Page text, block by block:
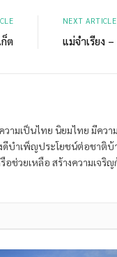
ต
NEXT ARTICLE
แม่จำเรียง
วามเป็นไทย นิยมไทย มีค
เพ็ญประโยชน์ต่อชาติบ้า
วยเหลือ สร้างความเจริ